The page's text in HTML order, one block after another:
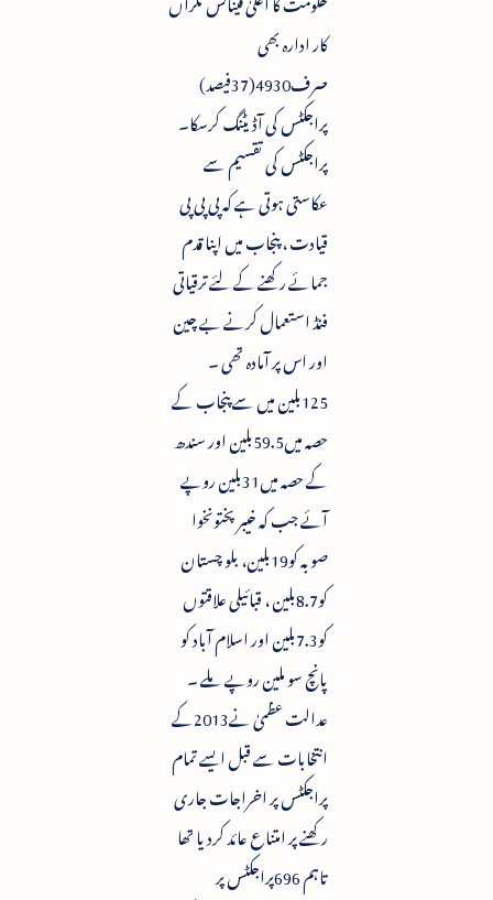
کار ادارہ بھی
صرف4930(37فیصد)
پراجکٹس کی آڈیٹنگ کرسکا۔
پراجکٹس کی تقسیم سے
عکاستی ہوتی ہے کہ پی پی پی
قیادت ، پنجاب میں اپنا قدم
جمائے رکھنے کے لئے ترقیاتی
فنڈ استعمال کرنے بے چین
اور اس پر آمادہ تھی ۔
125بلین میں سے پنجاب کے
حصہ میں59.5بلین اور سندھ
کے حصہ میں31بلین روپے
آئے جب کہ خیبر پختونخوا
صوبہ کو19بلین، بلو چستان
کو8.7بلین ، قبائیلی علاقتوں
کو7.3بلین اور اسلام آباد کو
پانچ سو ملین روپے ملے ۔
عدالت عظمیٰ نے2013کے
انتخابات سے قبل ایسے تمام
پراجکٹس پر اخراجات جاری
رکھنے پر امتناع عائد کردیا تھا
تاہم 696پراجکٹس پر